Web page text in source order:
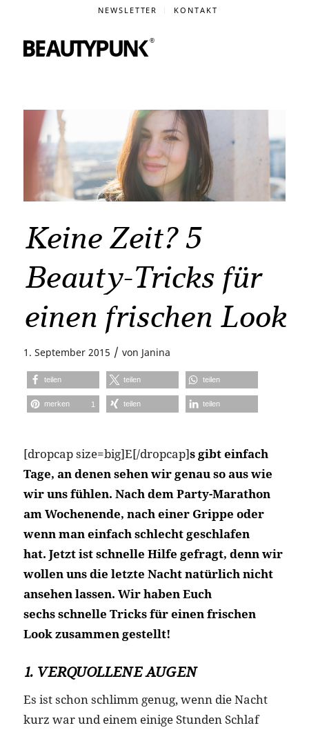
NEWSLETTER KONTAKT
Keine Zeit? 5
Beauty-Tricks für
einen frischen Look
1. September 2015 / von Janina
teilen teilen teilen
merken 1 teilen teilen
[dropcap size=big]E[/dropcap]s gibt einfach
Tage, an denen sehen wir genau so aus wie
wir uns fühlen. Nach dem Party-Marathon
am Wochenende, nach einer Grippe oder
wenn man einfach schlecht geschlafen
hat. Jetzt ist schnelle Hilfe gefragt, denn wir
wollen uns die letzte Nacht natürlich nicht
ansehen lassen. Wir haben Euch
sechs schnelle Tricks für einen frischen
Look zusammen gestellt!
1. VERQUOLLENE AUGEN
Es ist schon schlimm genug, wenn die Nacht
kurz war und einem einige Stunden Schlaf